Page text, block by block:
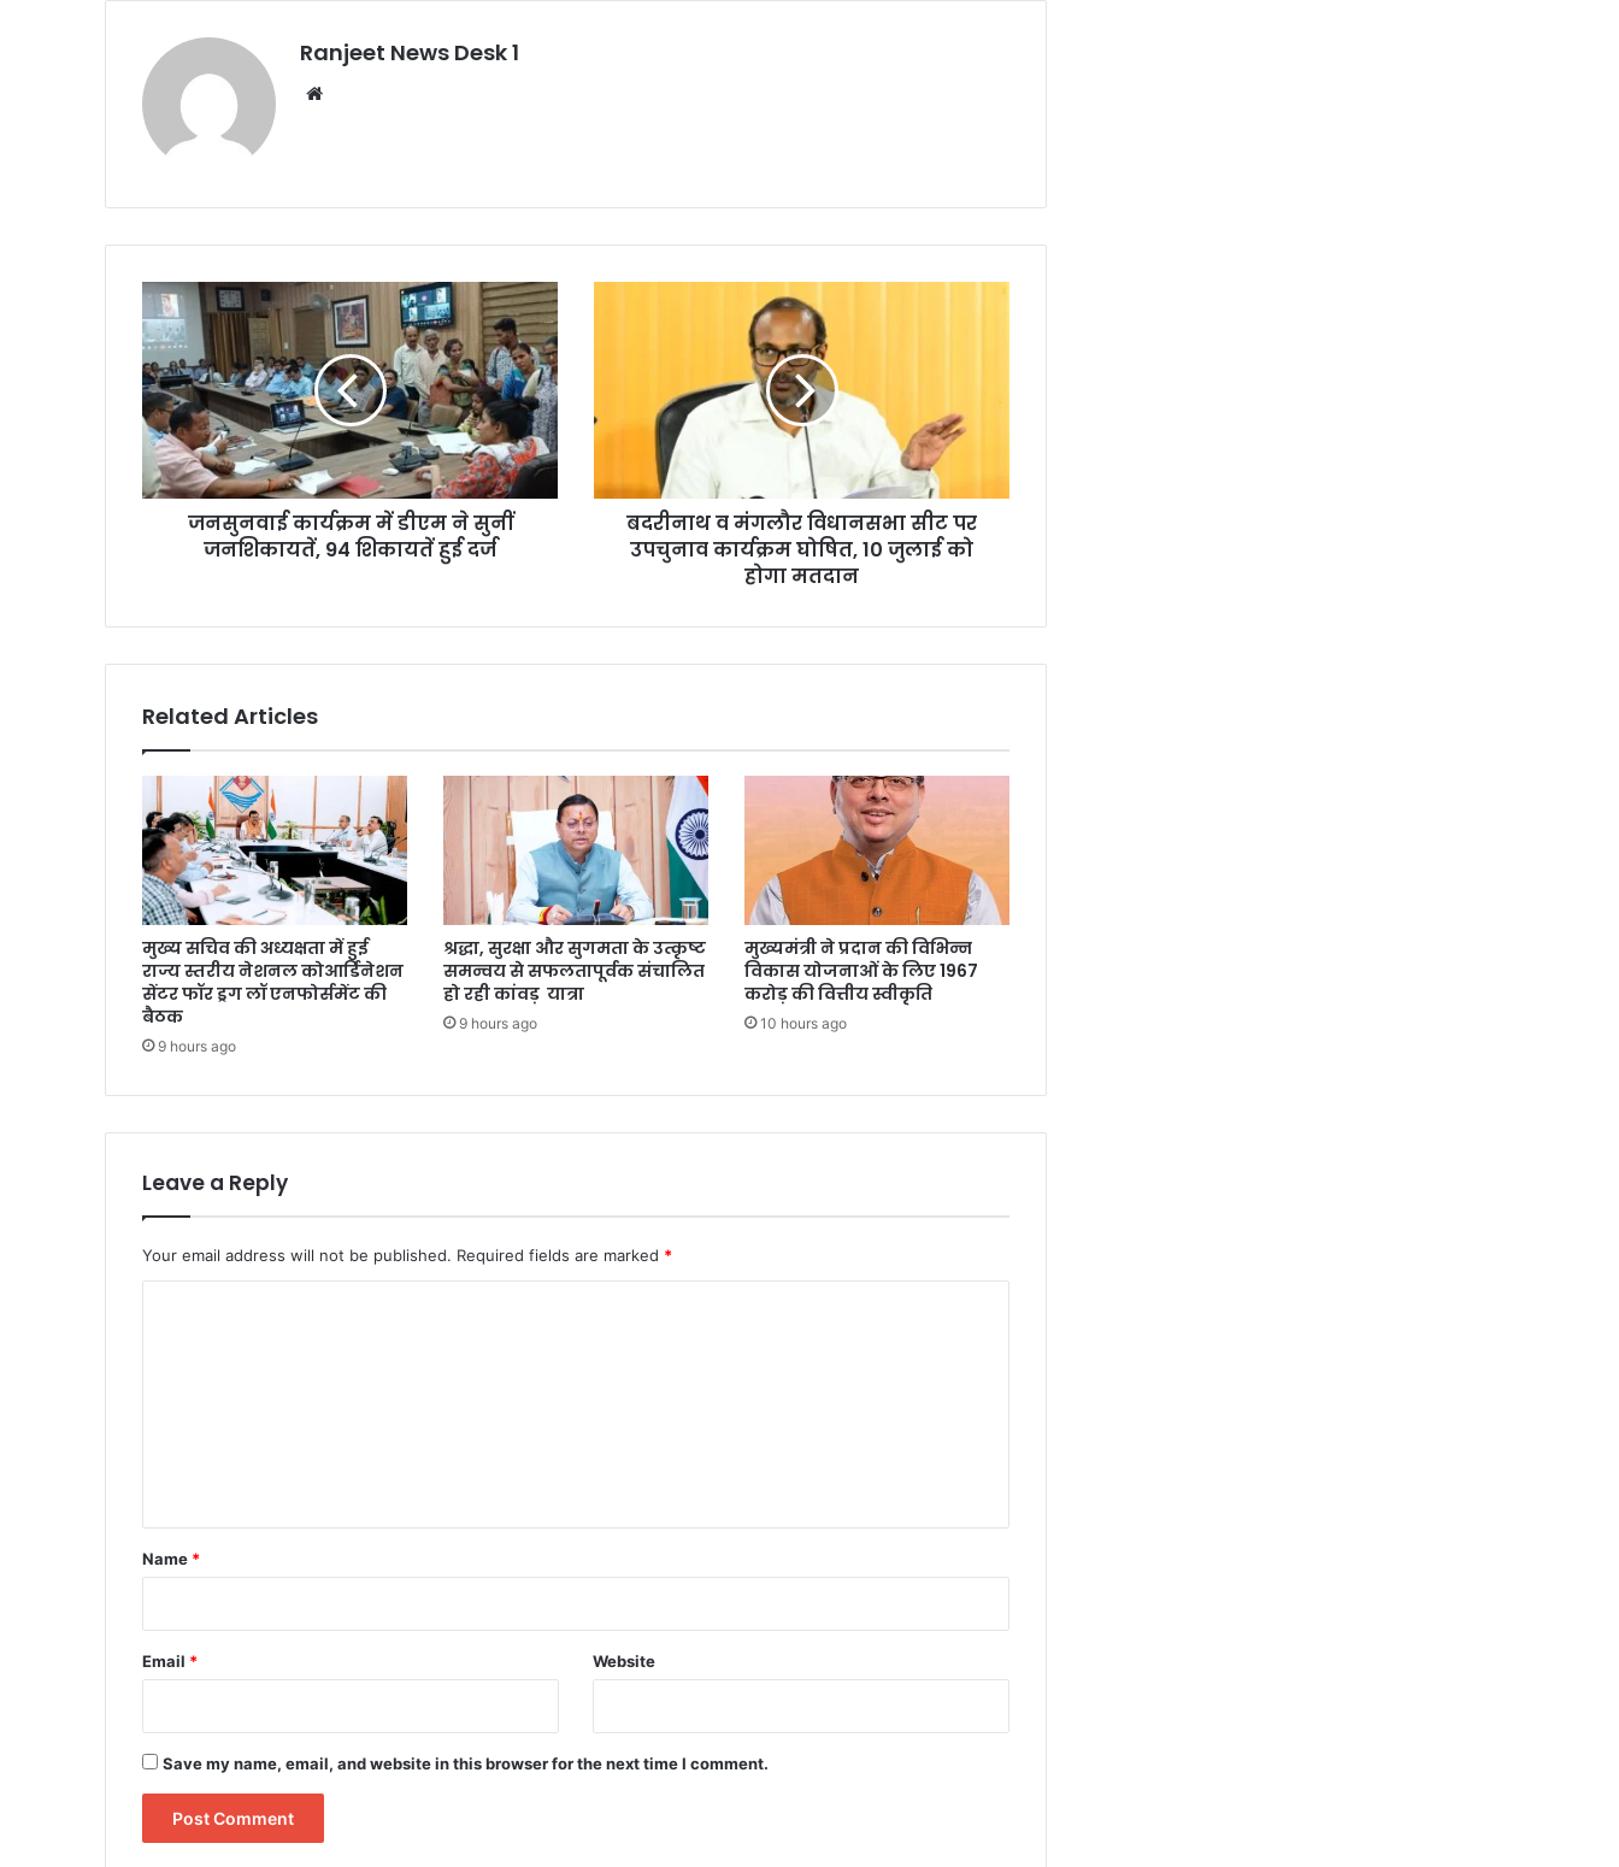
Ranjeet News Desk 1
जनसुनवाई कार्यक्रम में डीएम ने सुनीं
जनशिकायतें, 94 शिकायतें हुई दर्ज
बदरीनाथ व मंगलौर विधानसभा सीट पर
उपचुनाव कार्यक्रम घोषित, 10 जुलाई को
होगा मतदान
Related Articles
मुख्य सचिव की अध्यक्षता में हुई
राज्य स्तरीय नेशनल कोआर्डिनेशन
सेंटर फॉर ड्रग लॉ एनफोर्समेंट की
बैठक
9 hours ago
श्रद्धा, सुरक्षा और सुगमता के उत्कृष्ट
समन्वय से सफलतापूर्वक संचालित
हो रही कांवड़ यात्रा
9 hours ago
मुख्यमंत्री ने प्रदान की विभिन्न
विकास योजनाओं के लिए 1967
करोड़ की वित्तीय स्वीकृति
10 hours ago
Leave a Reply
Your email address will not be published. Required fields are marked *
*
Name *
Email * Website
Save my name, email, and website in this browser for the next time I comment.